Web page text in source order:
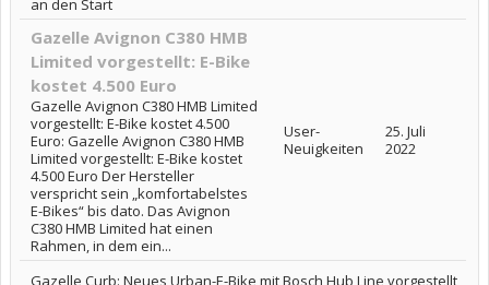
an den Start
Gazelle Avignon C380 HMB
Limited vorgestellt: E-Bike
kostet 4.500 Euro
Gazelle Avignon C380 HMB Limited
vorgestellt: E-Bike kostet 4.500
Euro: Gazelle Avignon C380 HMB
Limited vorgestellt: E-Bike kostet
4.500 Euro Der Hersteller
verspricht sein „komfortabelstes
E-Bikes“ bis dato. Das Avignon
C380 HMB Limited hat einen
Rahmen, in dem ein...
User-
Neuigkeiten
25. Juli
2022
Gazelle Curb: Neues Urban-E-Bike mit Bosch Hub Line vorgestellt